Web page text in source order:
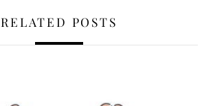
RELATED POSTS